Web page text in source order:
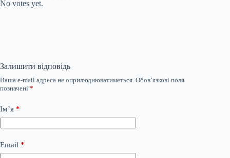
No votes yet.
Залишити відповідь
Ваша e-mail адреса не оприлюднюватиметься. Обов’язкові поля
позначені *
Ім’я *
Email *